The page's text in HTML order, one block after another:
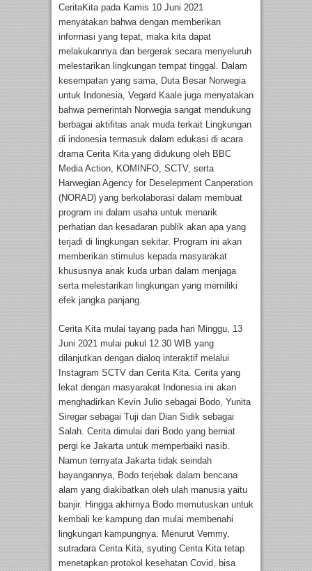
CeritaKita pada Kamis 10 Juni 2021
menyatakan bahwa dengan memberikan
informasi yang tepat, maka kita dapat
melakukannya dan bergerak secara menyeluruh
melestarikan lingkungan tempat tinggal. Dalam
kesempatan yang sama, Duta Besar Norwegia
untuk Indonesia, Vegard Kaale juga menyatakan
bahwa pemerintah Norwegia sangat mendukung
berbagai aktifitas anak muda terkait Lingkungan
di indonesia termasuk dalam edukasi di acara
drama Cerita Kita yang didukung oleh BBC
Media Action, KOMINFO, SCTV, serta
Harwegian Agency for Deselepment Canperation
(NORAD) yang berkolaborasi dalam membuat
program ini dalam usaha untuk menarik
perhatian dan kesadaran publik akan apa yang
terjadi di lingkungan sekitar. Program ini akan
memberikan stimulus kepada masyarakat
khususnya anak kuda urban dalam menjaga
serta melestarikan lingkungan yang memiliki
efek jangka panjang.
Cerita Kita mulai tayang pada hari Minggu, 13
Juni 2021 mulai pukul 12.30 WIB yang
dilanjutkan dengan dialoq interaktif melalui
Instagram SCTV dan Cerita Kita. Cerita yang
lekat dengan masyarakat Indonesia ini akan
menghadirkan Kevin Julio sebagai Bodo, Yunita
Siregar sebagai Tuji dan Dian Sidik sebagai
Salah. Cerita dimulai dari Bodo yang berniat
pergi ke Jakarta untuk memperbaiki nasib.
Namun ternyata Jakarta tidak seindah
bayangannya, Bodo terjebak dalam bencana
alam yang diakibatkan oleh ulah manusia yaitu
banjir. Hingga akhirnya Bodo memutuskan untuk
kembali ke kampung dan mulai membenahi
lingkungan kampungnya. Menurut Vemmy,
sutradara Cerita Kita, syuting Cerita Kita tetap
menetapkan protokol kesehatan Covid, bisa